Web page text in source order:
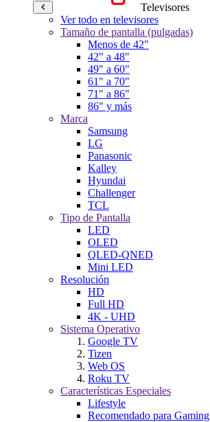
Televisores
Ver todo en televisores
Tamaño de pantalla (pulgadas)
Menos de 42"
42" a 48"
49" a 60"
61" a 70"
71" a 86"
86" y más
Marca
Samsung
LG
Panasonic
Kalley
Hyundai
Challenger
TCL
Tipo de Pantalla
LED
OLED
QLED-QNED
Mini LED
Resolución
HD
Full HD
4K - UHD
Sistema Operativo
Google TV
Tizen
Web OS
Roku TV
Características Especiales
Lifestyle
Recomendado para Gaming